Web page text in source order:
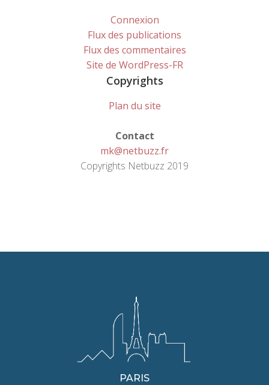
Connexion
Flux des publications
Flux des commentaires
Site de WordPress-FR
Copyrights
Plan du site
Contact
mk@netbuzz.fr
Copyrights Netbuzz 2019
PARIS